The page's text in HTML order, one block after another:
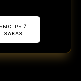
БЫСТРЫЙ
ЗАКАЗ